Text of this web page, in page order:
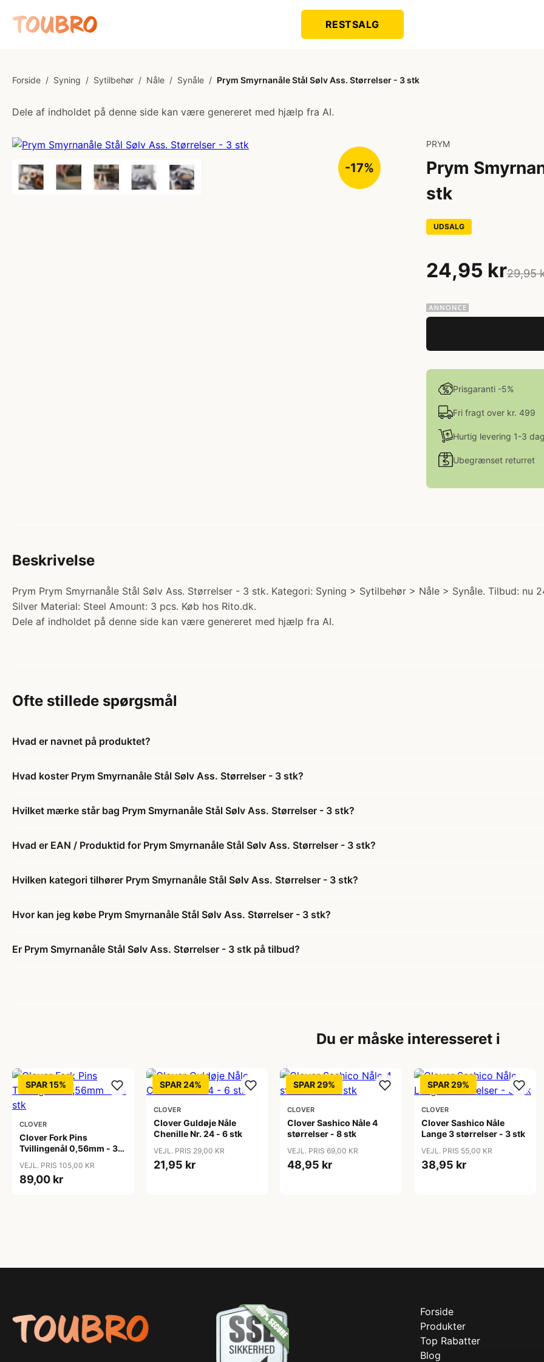
RESTSALG
Forside / Syning / Sytilbehør / Nåle / Synåle / Prym Smyrnanåle Stål Sølv Ass. Størrelser - 3 stk
Dele af indholdet på denne side kan være genereret med hjælp fra AI.
-17%
PRYM
Prym
stk
UDSALG
24,95 kr29,95
Prisgaranti -5%
Fri fragt over kr. 499
Hurtig levering 1-3
Ubegrænset returret
Beskrivelse
Prym Prym Smyrnanåle Stål Sølv Ass. Størrelser - 3 stk. Kategori: Syning > Sytilbehør > Nåle > Synåle. Tilbud: nu
Silver Material: Steel Amount: 3 pcs. Køb hos Rito.dk.
Dele af indholdet på denne side kan være genereret med hjælp fra AI.
Ofte stillede spørgsmål
Hvad er navnet på produktet?
Hvad koster Prym Smyrnanåle Stål Sølv Ass. Størrelser - 3 stk?
Hvilket mærke står bag Prym Smyrnanåle Stål Sølv Ass. Størrelser - 3 stk?
Hvad er EAN / Produktid for Prym Smyrnanåle Stål Sølv Ass. Størrelser - 3 stk?
Hvilken kategori tilhører Prym Smyrnanåle Stål Sølv Ass. Størrelser - 3 stk?
Hvor kan jeg købe Prym Smyrnanåle Stål Sølv Ass. Størrelser - 3 stk?
Er Prym Smyrnanåle Stål Sølv Ass. Størrelser - 3 stk på tilbud?
Du er måske interesseret i
SPAR 15%
CLOVER
Clover Fork Pins
Tvillingenål 0,56mm - 35
VEJL. PRIS 105,00 KR
89,00 kr
SPAR 24%
CLOVER
Clover Guldøje Nåle
Chenille Nr. 24 - 6 stk
VEJL. PRIS 29,00 KR
21,95 kr
SPAR 29%
CLOVER
Clover Sashico Nåle 4
størrelser - 8 stk
VEJL. PRIS 69,00 KR
48,95 kr
SPAR 29%
CLOVER
Clover Sashico Nåle
Lange 3 størrelser - 3 stk
VEJL. PRIS 55,00 KR
38,95 kr
Forside
Produkter
Top Rabatter
Blog